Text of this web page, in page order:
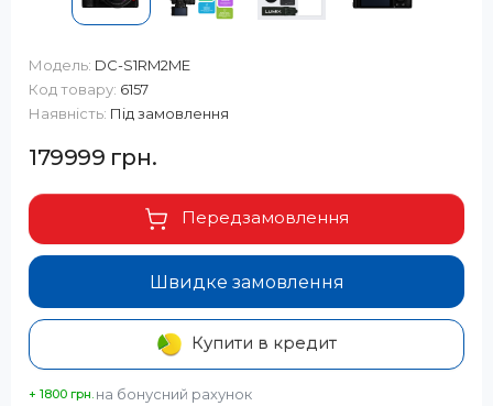
Модель: DC-S1RM2ME
Код товару: 6157
Наявність: Під замовлення
179999 грн.
Швидке замовлення
Передзамовлення
Купити в кредит
+ 1800 грн. на бонусний рахунок